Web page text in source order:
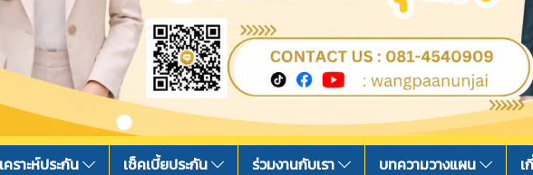
คราะห์ประกัน เช็คเบี้ยประกัน ร่วมงานกับเรา บทความวางแผน เ